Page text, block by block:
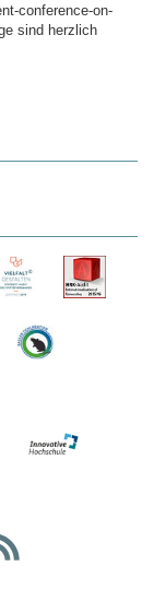
conference-on-
sind herzlich